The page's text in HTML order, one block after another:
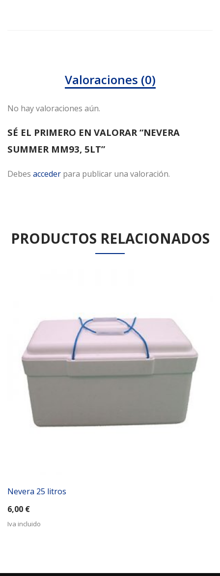
Valoraciones (0)
No hay valoraciones aún.
SÉ EL PRIMERO EN VALORAR “NEVERA
SUMMER MM93, 5LT”
Debes acceder para publicar una valoración.
PRODUCTOS RELACIONADOS
Nevera 25 litros
6,00 €
Iva incluido